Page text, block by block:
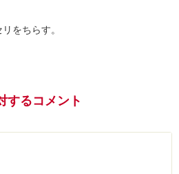
をちらす。
するコメント